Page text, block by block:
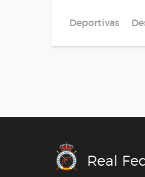
Deportivas
Real